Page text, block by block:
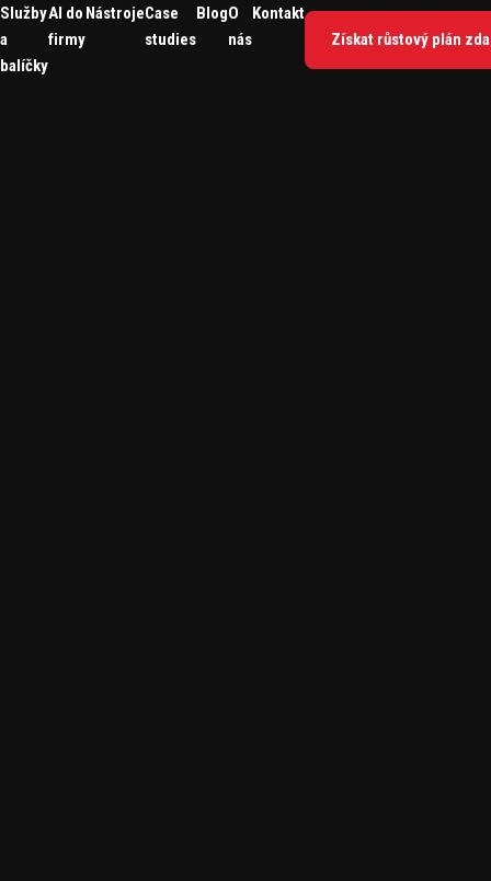
Služby
a
balíčky
AI do
firmy
NástrojeCase
studies
BlogO
nás
Kontakt
Získat růstový plán